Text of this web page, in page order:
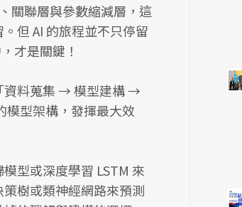
關聯層與參數縮減層，這
但 AI 的旅程並不只停留
才是關鍵！
資料蒐集 → 模型建構 →
模型架構，發揮最大效
型或深度學習 LSTM 來
樹或類神經網路來預測